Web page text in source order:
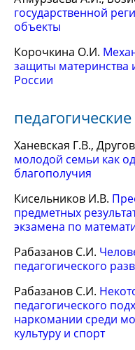
государственной
объекты
Корочкина О.И.
защиты материнства
России
Ханевская Г.В.,
молодой семьи как
благополучия
Кисельников И.В.
предметных
экзамена по
Рабазанов С.И.
педагогического
Рабазанов С.И.
педагогического
наркомании среди
культуру и спорт